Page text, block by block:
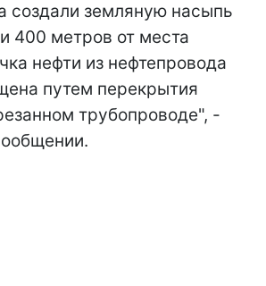
создали земляную насыпь
400 метров от места
нефти из нефтепровода
путем перекрытия
трубопроводе", -